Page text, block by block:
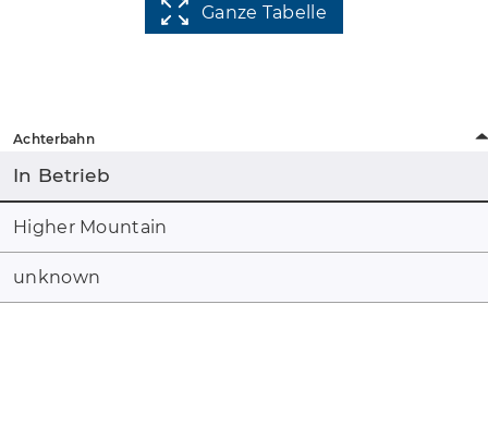
Ganze Tabelle
Achterbahn
In Betrieb
Higher Mountain
unknown